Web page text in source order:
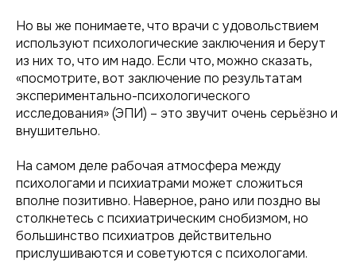
Но вы же понимаете, что врачи с удовольствием
используют психологические заключения и берут
из них то, что им надо. Если что, можно сказать,
«посмотрите, вот заключение по результатам
экспериментально-психологического
исследования» (ЭПИ) – это звучит очень серьёзно и
внушительно.
На самом деле рабочая атмосфера между
психологами и психиатрами может сложиться
вполне позитивно. Наверное, рано или поздно вы
столкнетесь с психиатрическим снобизмом, но
большинство психиатров действительно
прислушиваются и советуются с психологами.